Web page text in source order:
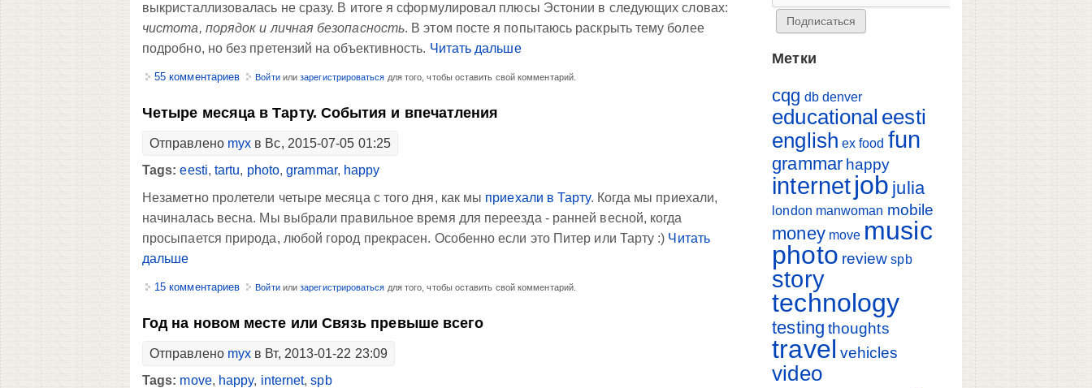
выкристаллизовалась не сразу. В итоге я сформулировал плюсы Эстонии в следующих словах:
чистота, порядок и личная безопасность. В этом посте я попытаюсь раскрыть тему более
подробно, но без претензий на объективность. Читать дальше
55 комментариев Войтиилизарегистрироваться для того, чтобы оставить свой комментарий.
Четыре месяца в Тарту. События и впечатления
Отправлено myx в Вс, 2015-07-05 01:25
Tags:eesti,tartu, photo,grammar, happy
Незаметно пролетели четыре месяца с того дня, как мы приехали в Тарту. Когда мы приехали,
начиналась весна. Мы выбрали правильное время для переезда - ранней весной, когда
просыпается природа, любой город прекрасен. Особенно если это Питер или Тарту :) Читать
дальше
15 комментариев Войтиилизарегистрироваться для того, чтобы оставить свой комментарий.
Год на новом месте или Связь превыше всего
Отправлено myx в Вт, 2013-01-22 23:09
Tags: move, happy, internet,spb
Метки
cqg db denver
educational eesti
english ex food fun
grammar happy
internetjob julia
london manwoman mobile
money move music
photo review spb
story
technology
testing thoughts
travel vehicles
video